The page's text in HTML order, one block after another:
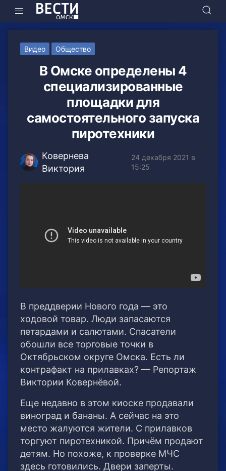
Видео Общество
В Омске определены 4
специализированные
площадки для
самостоятельного запуска
пиротехники
Ковернева
Виктория
24 декабря 2021 в
15:25
В преддверии Нового года — это
ходовой товар. Люди запасаются
петардами и салютами. Спасатели
обошли все торговые точки в
Октябрьском округе Омска. Есть ли
контрафакт на прилавках? — Репортаж
Виктории Ковернёвой.
Еще недавно в этом киоске продавали
виноград и бананы. А сейчас на это
место жалуются жители. С прилавков
торгуют пиротехникой. Причём продают
детям. Но похоже, к проверке МЧС
здесь готовились. Двери заперты.